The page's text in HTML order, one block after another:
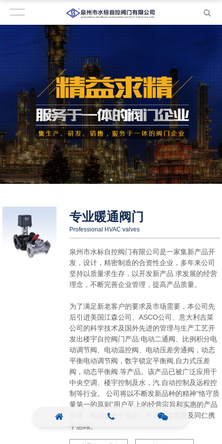
专业暖通阀门
Professional HVAC valves
泉州市水标自控阀门有限公司是一家集新产品开
发，设计，精密制造的合资性企业，多年来公司
坚持以质量求生存，以开发新产品 求发展的经营
理念，不断完善企业管理，提高产品质量。
为了满足新老客户的要求及市场需要，本公司先
后引进美国江森公司、ASCO公司、意大利吉菜
公司的科学技术及国外先进的管理与生产工艺开
发出楼宇自控阀门产品:电动二通阀、比例积分电
动调节阀、电动温控阀、电动压差旁通阀，动态
平衡电动调节阀，数字锁定平衡阀,自力式压差
阀，动态平衡阀.等产品。该产品已被广泛应用于
中央空调、楼宇控制及水，汽.自动控制及远程控
制等行业。 公司将以不断发新品种的精神“恪守质
量第一的原则”用户至上的经营宗旨和实惠的产品
价格，竭诚服务于社会，并请新老客商及同仁携
手惠顾。